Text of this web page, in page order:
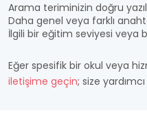
Arama teriminizin doğru
Daha genel veya farklı
İlgili bir eğitim seviyesi veya
Eğer spesifik bir okul veya
iletişime geçin; size